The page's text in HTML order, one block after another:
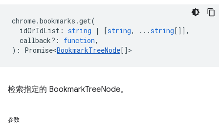
chrome.bookmarks .get(
idOrIdList : string | [string, ...string[]],
callback? : function,
) : Promise<BookmarkTreeNode[] >
检索指定的 BookmarkTreeNode。
参数